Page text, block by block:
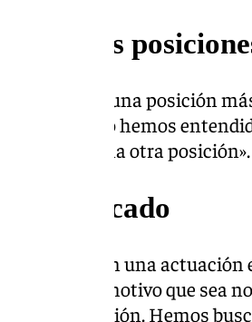
otras
ninguna posición
técnico hemos
ninguna otra posición».
el mercado
en una
y que por el motivo que sea
es una opinión. Hemos